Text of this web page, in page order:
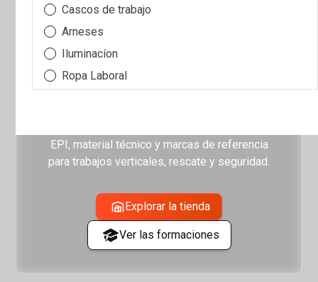
Cascos de trabajo
Arneses
Iluminacíon
Ropa Laboral
Top ventas
Mosquetones
Arboricultura, poda, trepa
Equipamiento de Rescate
Cuerdas y cordinos
Elementos de Amarre
TODO LO QUE NECESITAS
PARA TRABAJAR EN ALTURA,
EN UN SOLO LUGAR
EPI, material técnico y marcas de referencia
para trabajos verticales, rescate y seguridad.
Explorar la tienda
Ver las formaciones